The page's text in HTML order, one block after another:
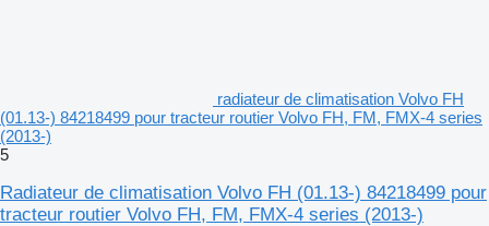
radiateur de climatisation Volvo FH
(01.13-) 84218499 pour tracteur routier Volvo FH, FM, FMX-4 series
(2013-)
5
Radiateur de climatisation Volvo FH (01.13-) 84218499 pour
tracteur routier Volvo FH, FM, FMX-4 series (2013-)